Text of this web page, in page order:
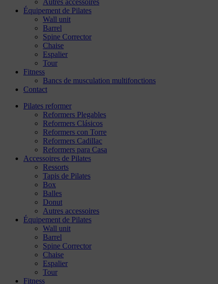
Autres accessoires
Équipement de Pilates
Wall unit
Barrel
Spine Corrector
Chaise
Espalier
Tour
Fitness
Bancs de musculation multifonctions
Contact
Pilates reformer
Reformers Plegables
Reformers Clásicos
Reformers con Torre
Reformers Cadillac
Reformers para Casa
Accessoires de Pilates
Ressorts
Tapis de Pilates
Box
Balles
Donut
Autres accessoires
Équipement de Pilates
Wall unit
Barrel
Spine Corrector
Chaise
Espalier
Tour
Fitness